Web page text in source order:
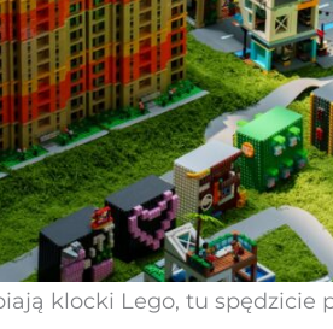
klocki Lego, tu